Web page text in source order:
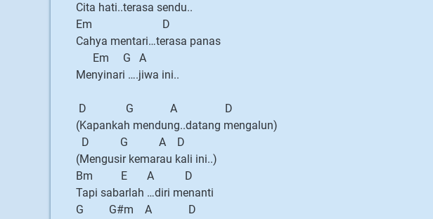
Cita hati..terasa sendu..
Em D
Cahya mentari…terasa panas
Em G A
Menyinari ….jiwa ini..
D G A D
(Kapankah mendung..datang mengalun)
D G A D
(Mengusir kemarau kali ini..)
Bm E A D
Tapi sabarlah …diri menanti
G G#m A D